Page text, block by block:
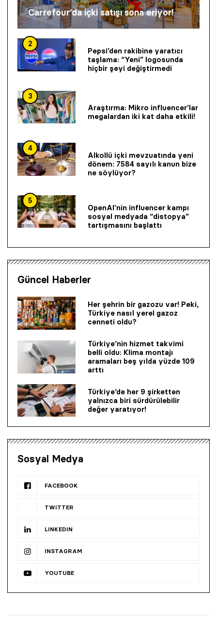
Carrefour’da içki satışı sona eriyor!
2
Pepsi’den rakibine yaratıcı
taşlama: “Yeni” logosunda
hiçbir şeyi değiştirmedi
3
Araştırma: Mikro influencer’lar
megalardan iki kat daha etkili!
4
Alkollü içki mevzuatında yeni
dönem: 7584 sayılı kanun bize
ne söylüyor?
5
OpenAI’nin influencer kampı
sosyal medyada “distopya”
tartışmasını başlattı
Güncel Haberler
Her şehrin bir gazozu var! Peki,
Türkiye nasıl yerel gazoz
cenneti oldu?
Türkiye’nin hizmet takvimi
belli oldu: Klima montajı
aramaları beş yılda yüzde 109
arttı
Türkiye’de her 9 şirketten
yalnızca biri sürdürülebilir
değer yaratıyor!
Sosyal Medya
FACEBOOK
TWITTER
LINKEDIN
INSTAGRAM
YOUTUBE